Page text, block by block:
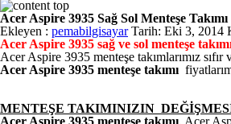
Acer Aspire 3935 Sağ Sol Menteşe Takımı
Ekleyen : pemabilgisayarTarih: Eki 3, 2014
Acer Aspire 3935 sağ ve sol menteşe
Acer Aspire 3935 menteşe takımlarımız
Acer Aspire 3935 menteşe takımı
MENTEŞE TAKIMINIZIN
Acer Aspire 3935 menteşe takımı, Acer